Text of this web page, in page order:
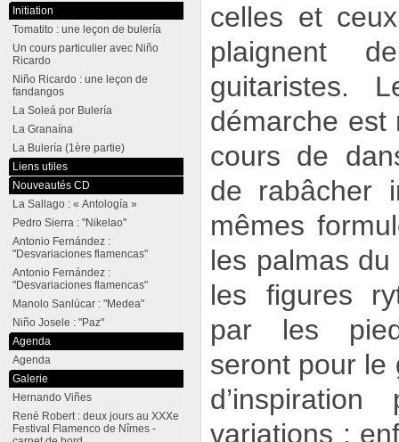
celles et
plaignent
guitaristes.
démarche est
cours de
de rabâcher
mêmes
les palmas
les figures
par les
seront pour le
variations ;
Initiation
Tomatito : une leçon de bulería
Un cours particulier avec Niño
Ricardo
Niño Ricardo : une leçon de
fandangos
La Soleá por Bulería
La Granaína
La Bulería (1ère partie)
Liens utiles
Nouveautés CD
La Sallago : « Antología »
Pedro Sierra : "Nikelao"
Antonio Fernández :
"Desvariaciones flamencas"
Antonio Fernández :
"Desvariaciones flamencas"
Manolo Sanlúcar : "Medea"
Niño Josele : "Paz"
Agenda
Agenda
Galerie
Hernando Viñes
René Robert : deux jours au XXXe
Festival Flamenco de Nîmes -